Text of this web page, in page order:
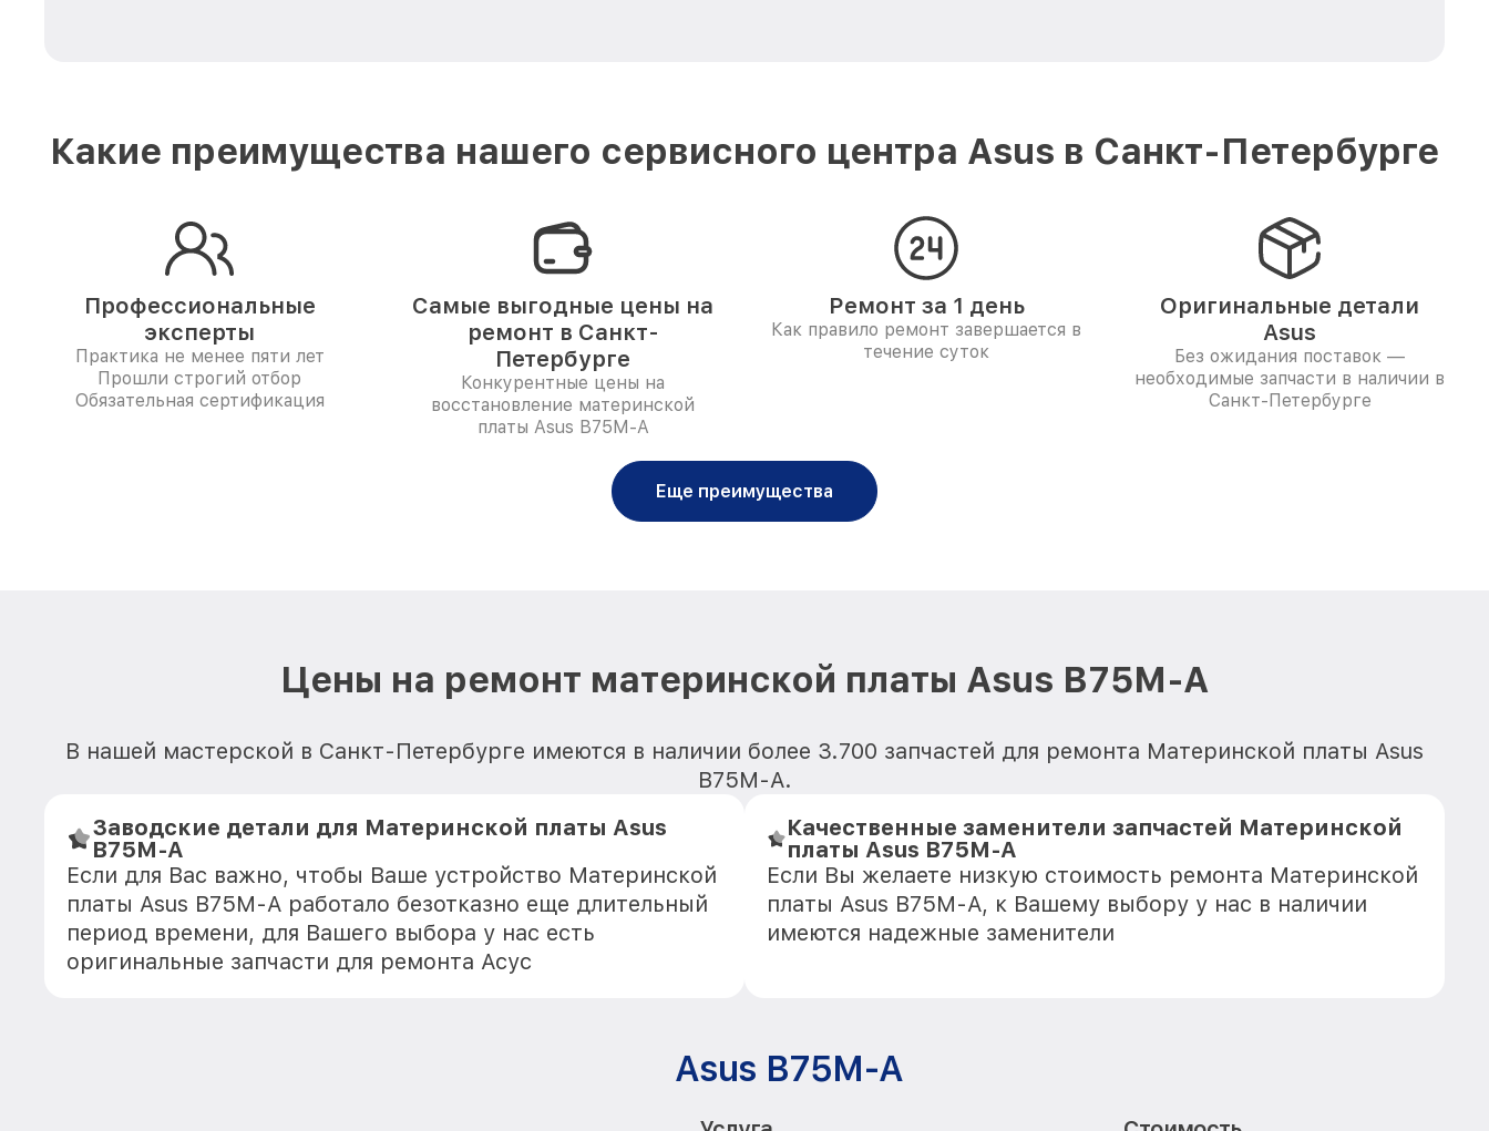
Какие преимущества нашего сервисного центра Asus в Санкт-Петербурге
Профессиональные
эксперты
Практика не менее пяти лет
Прошли строгий отбор
Обязательная сертификация
Самые выгодные цены на
ремонт в Санкт-
Петербурге
Конкурентные цены на
восстановление материнской
платы Asus B75M-A
Ремонт за 1 день
Как правило ремонт завершается в
течение суток
Оригинальные детали
Asus
Без ожидания поставок —
необходимые запчасти в наличии в
Санкт-Петербурге
Еще преимущества
Цены на ремонт материнской платы Asus B75M-A
В нашей мастерской в Санкт-Петербурге имеются в наличии более 3.700 запчастей для ремонта Материнской платы Asus
B75M-A.
Заводские детали для Материнской платы Asus
B75M-A
Если для Вас важно, чтобы Ваше устройство Материнской
платы Asus B75M-A работало безотказно еще длительный
период времени, для Вашего выбора у нас есть
оригинальные запчасти для ремонта Асус
Качественные заменители запчастей Материнской
платы Asus B75M-A
Если Вы желаете низкую стоимость ремонта Материнской
платы Asus B75M-A, к Вашему выбору у нас в наличии
имеются надежные заменители
Asus B75M-A